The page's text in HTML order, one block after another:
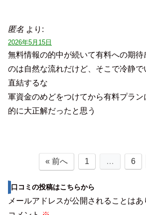
匿名 より:
2026年5月15日
無料情報の的中が続いて有料への期待
のは自然な流れだけど、そこで冷静で
直結するな
軍資金のめどをつけてから有料プラ
的に大正解だったと思う
« 前へ 1 … 6
口コミの投稿はこちらから
メールアドレスが公開されることはあ